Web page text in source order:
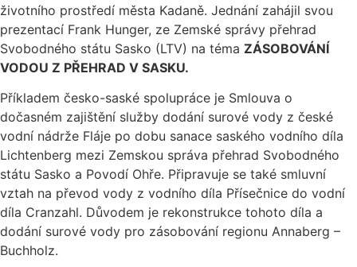
životního prostředí města Kadaně. Jednání zahájil svou
prezentací Frank Hunger, ze Zemské správy přehrad
Svobodného státu Sasko (LTV) na téma ZÁSOBOVÁNÍ
VODOU Z PŘEHRAD V SASKU.
Příkladem česko-saské spolupráce je Smlouva o
dočasném zajištění služby dodání surové vody z české
vodní nádrže Fláje po dobu sanace saského vodního díla
Lichtenberg mezi Zemskou správa přehrad Svobodného
státu Sasko a Povodí Ohře. Připravuje se také smluvní
vztah na převod vody z vodního díla Přísečnice do vodní
díla Cranzahl. Důvodem je rekonstrukce tohoto díla a
dodání surové vody pro zásobování regionu Annaberg –
Buchholz.